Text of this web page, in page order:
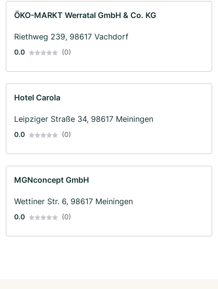
ÖKO-MARKT Werratal GmbH & Co. KG
Riethweg 239, 98617 Vachdorf
0.0 (0)
Hotel Carola
Leipziger Straße 34, 98617 Meiningen
0.0 (0)
MGNconcept GmbH
Wettiner Str. 6, 98617 Meiningen
0.0 (0)